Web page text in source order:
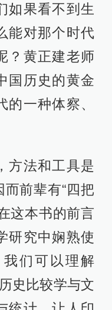
如果看不到生
能对那个时代
？黄正建老师
国历史的黄金
一种体察、
方法和工具是
前辈有“四把
这本书的前言
研究中娴熟使
们可以理解
史比较学与文